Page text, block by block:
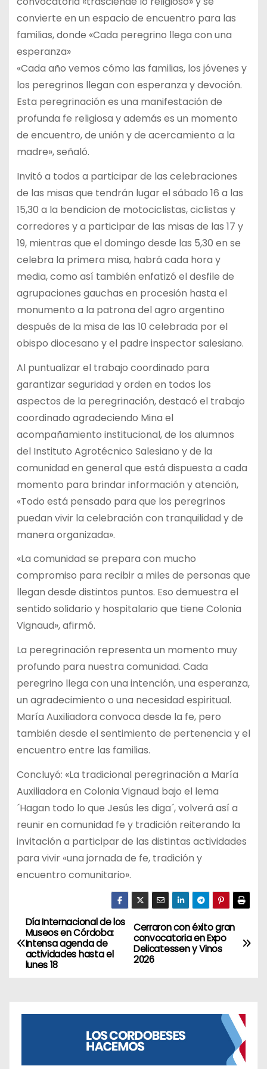
convierte en un espacio de encuentro para las
familias, donde «Cada peregrino llega con una
esperanza»
«Cada año vemos cómo las familias, los jóvenes y
los peregrinos llegan con esperanza y devoción.
Esta peregrinación es una manifestación de
profunda fe religiosa y además es un momento
de encuentro, de unión y de acercamiento a la
madre», señaló.
Invitó a todos a participar de las celebraciones
de las misas que tendrán lugar el sábado 16 a las
15,30 a la bendicion de motociclistas, ciclistas y
corredores y a participar de las misas de las 17 y
19, mientras que el domingo desde las 5,30 en se
celebra la primera misa, habrá cada hora y
media, como así también enfatizó el desfile de
agrupaciones gauchas en procesión hasta el
monumento a la patrona del agro argentino
después de la misa de las 10 celebrada por el
obispo diocesano y el padre inspector salesiano.
Al puntualizar el trabajo coordinado para
garantizar seguridad y orden en todos los
aspectos de la peregrinación, destacó el trabajo
coordinado agradeciendo Mina el
acompañamiento institucional, de los alumnos
del Instituto Agrotécnico Salesiano y de la
comunidad en general que está dispuesta a cada
momento para brindar información y atención,
«Todo está pensado para que los peregrinos
puedan vivir la celebración con tranquilidad y de
manera organizada».
«La comunidad se prepara con mucho
compromiso para recibir a miles de personas que
llegan desde distintos puntos. Eso demuestra el
sentido solidario y hospitalario que tiene Colonia
Vignaud», afirmó.
La peregrinación representa un momento muy
profundo para nuestra comunidad. Cada
peregrino llega con una intención, una esperanza,
un agradecimiento o una necesidad espiritual.
María Auxiliadora convoca desde la fe, pero
también desde el sentimiento de pertenencia y el
encuentro entre las familias.
Concluyó: «La tradicional peregrinación a María
Auxiliadora en Colonia Vignaud bajo el lema
´Hagan todo lo que Jesús les diga´, volverá así a
reunir en comunidad fe y tradición reiterando la
invitación a participar de las distintas actividades
para vivir «una jornada de fe, tradición y
encuentro comunitario».
N
a
Cerraron con éxito gran
convocatoria en Expo
Delicatessen y Vinos
2026
Día Internacional de los
Museos en Córdoba:
Intensa agenda de
actividades hasta el
lunes 18